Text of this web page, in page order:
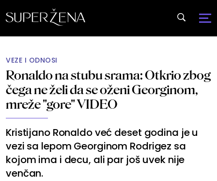
VEZE I ODNOSI
Ronaldo na stubu srama: Otkrio zbog
čega ne želi da se oženi Georginom,
mreže "gore" VIDEO
Kristijano Ronaldo već deset godina je u
vezi sa lepom Georginom Rodrigez sa
kojom ima i decu, ali par još uvek nije
venčan.